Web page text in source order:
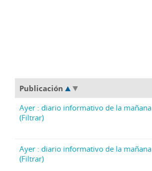
Publicación
Ayer : diario informativo de la mañana
(Filtrar)
Ayer : diario informativo de la mañana
(Filtrar)